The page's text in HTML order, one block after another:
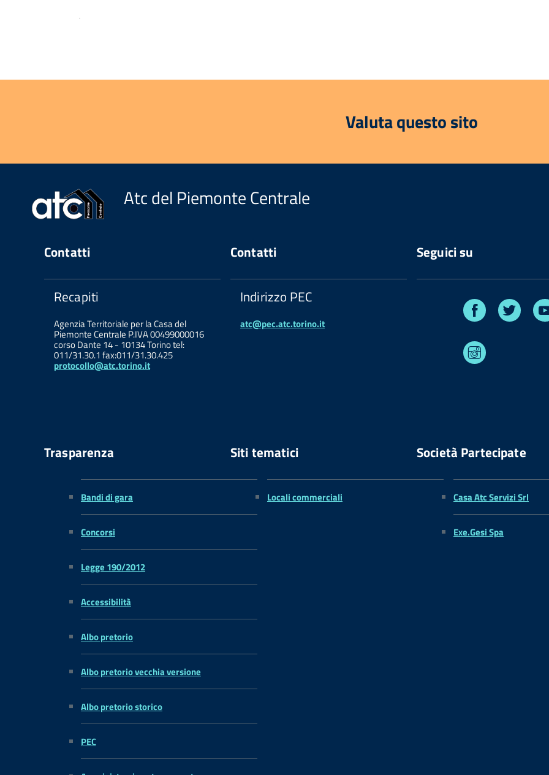
.
Valuta questo sito
Atc del Piemonte Centrale
Contatti
Recapiti
Agenzia Territoriale per la Casa del
Piemonte Centrale P.IVA 00499000016
corso Dante 14 - 10134 Torino tel:
011/31.30.1 fax:011/31.30.425
protocollo@atc.torino.it
Contatti
Indirizzo PEC
atc@pec.atc.torino.it
Seguici su
Facebook
Trasparenza
Bandi di gara
Concorsi
Legge 190/2012
Accessibilità
Albo pretorio
Albo pretorio vecchia versione
Albo pretorio storico
PEC
Siti tematici
Locali commerciali
Società Partecipate
Casa Atc Servizi Srl
Exe.Gesi Spa